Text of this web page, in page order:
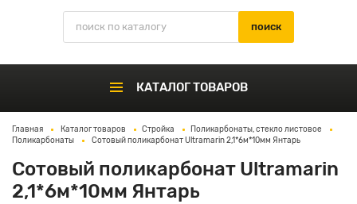
КАТАЛОГ ТОВАРОВ
Главная Каталог товаров Стройка
Поликарбонаты, стекло листовое
Поликарбонаты
Сотовый поликарбонат Ultramarin 2,1*6м*10мм Янтарь
Сотовый поликарбонат Ultramarin
2,1*6м*10мм Янтарь